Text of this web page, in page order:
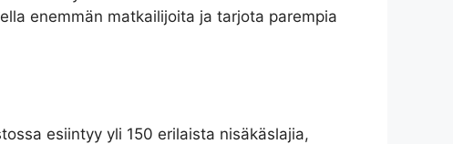
enemmän matkailijoita ja tarjota parempia
esiintyy yli 150 erilaista nisäkäslajia,